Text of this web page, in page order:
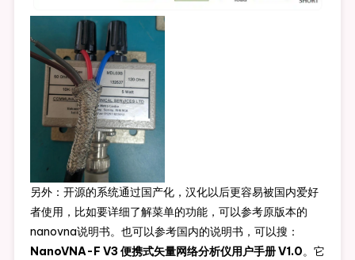
另外：开源的系统通过国产化，汉化以后更容易被国内爱好
者使用，比如要详细了解菜单的功能，可以参考原版本的
nanovna说明书。也可以参考国内的说明书，可以搜：
NanoVNA-F V3 便携式矢量网络分析仪用户手册 V1.0。它